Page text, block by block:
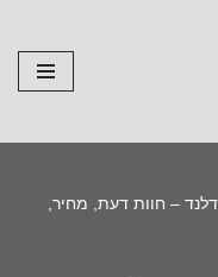
– חוות דעת, מחיר,